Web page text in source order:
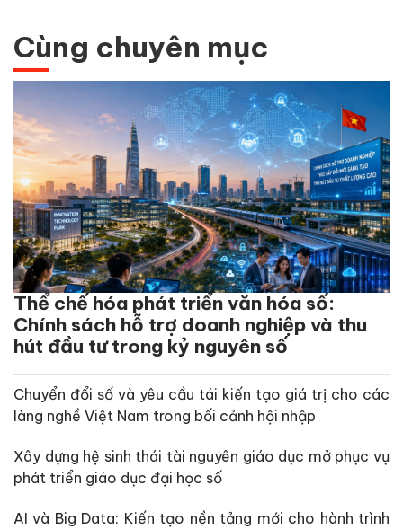
Cùng chuyên mục
Thể chế hóa phát triển văn hóa số:
Chính sách hỗ trợ doanh nghiệp và thu
hút đầu tư trong kỷ nguyên số
Chuyển đổi số và yêu cầu tái kiến tạo giá trị cho các
làng nghề Việt Nam trong bối cảnh hội nhập
Xây dựng hệ sinh thái tài nguyên giáo dục mở phục vụ
phát triển giáo dục đại học số
AI và Big Data: Kiến tạo nền tảng mới cho hành trình